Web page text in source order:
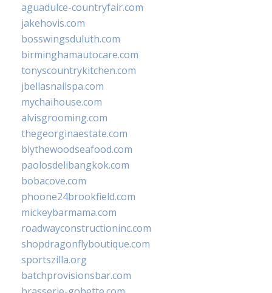
aguadulce-countryfair.com
jakehovis.com
bosswingsduluth.com
birminghamautocare.com
tonyscountrykitchen.com
jbellasnailspa.com
mychaihouse.com
alvisgrooming.com
thegeorginaestate.com
blythewoodseafood.com
paolosdelibangkok.com
bobacove.com
phoone24brookfield.com
mickeybarmama.com
roadwayconstructioninc.com
shopdragonflyboutique.com
sportszilla.org
batchprovisionsbar.com